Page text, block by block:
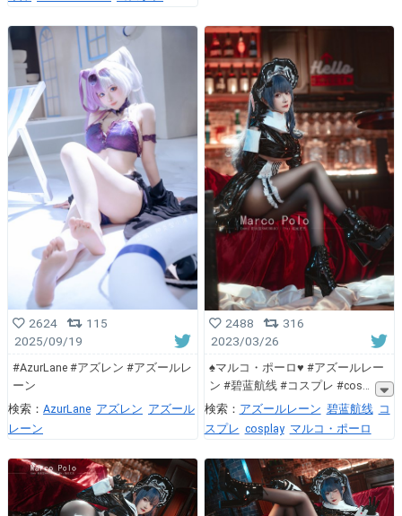
2624
115
2025/09/19
#AzurLane #アズレン #アズールレ
ーン
検索： AzurLane アズレン アズール
レーン
2488
316
2023/03/26
♠️マルコ・ポーロ♥️ #アズールレー
ン #碧蓝航线 #コスプレ #cos
検索： アズールレーン 碧蓝航线 コ
スプレ cosplay マルコ・ポーロ